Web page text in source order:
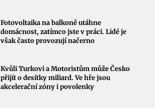
Fotovoltaika na balkoně utáhne
domácnost, zatímco jste v práci. Lidé je
však často provozují načerno
Kvůli Turkovi a Motoristům může Česko
přijít o desítky miliard. Ve hře jsou
akcelerační zóny i povolenky